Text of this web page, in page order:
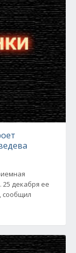
декабря ее
сообщил